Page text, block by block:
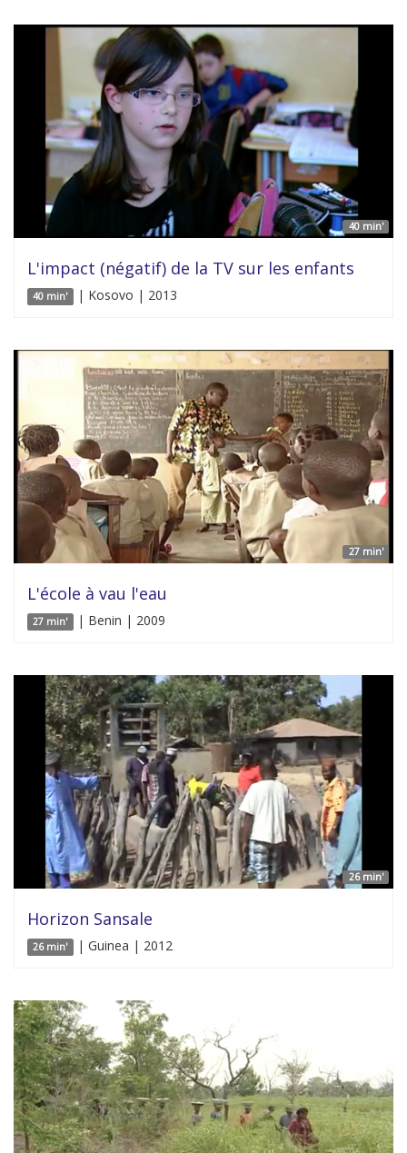
40 min'
L'impact (négatif) de la TV sur les enfants
40 min' | Kosovo | 2013
27 min'
L'école à vau l'eau
27 min' | Benin | 2009
26 min'
Horizon Sansale
26 min' | Guinea | 2012